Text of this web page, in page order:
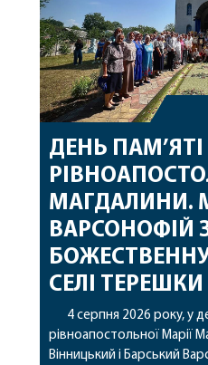
ДЕНЬ ПАМ’ЯТІ
МАГДАЛИНИ.
ВАРСОНОФІЙ
БОЖЕСТВЕННУ
СЕЛІ ТЕРЕШКИ
4 серпня 2026 року, у
рівноапостольної Марії
Вінницький і Барський